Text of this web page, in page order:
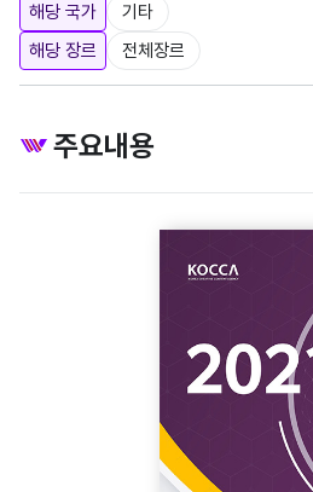
해당 국가
기타
해당 장르
전체장르
주요내용